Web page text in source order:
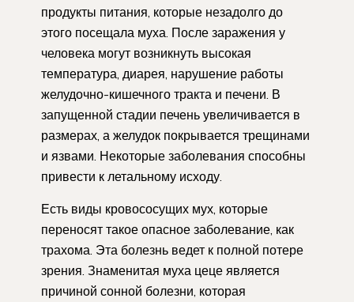
продукты питания, которые незадолго до
этого посещала муха. После заражения у
человека могут возникнуть высокая
температура, диарея, нарушение работы
желудочно-кишечного тракта и печени. В
запущенной стадии печень увеличивается в
размерах, а желудок покрывается трещинами
и язвами. Некоторые заболевания способны
привести к летальному исходу.
Есть виды кровососущих мух, которые
переносят такое опасное заболевание, как
трахома. Эта болезнь ведет к полной потере
зрения. Знаменитая муха цеце является
причиной сонной болезни, которая